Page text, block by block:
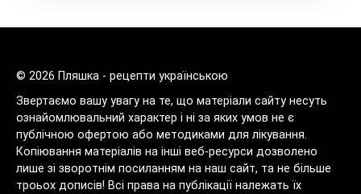
© 2026 Пляшка - рецепти українською
Звертаємо вашу увагу на те, що матеріали сайту несуть
ознайомлювальний характер і ні за яких умов не є
публічною офертою або методиками для лікування.
Копіювання матеріалів на інші веб-ресурси дозволено
лише зі зворотнім посиланням на наш сайт, та не більше
троьох дописів! Всі права на публікації належать їх